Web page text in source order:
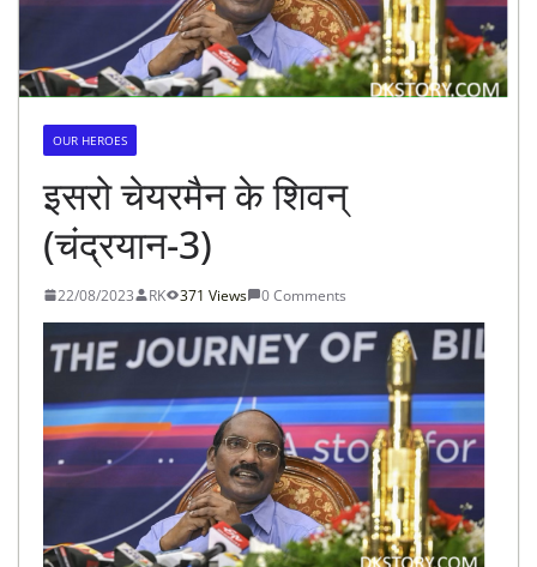
OUR HEROES
इसरो चेयरमैन के शिवन्
(चंद्रयान-3)
22/08/2023 RK 371 Views 0 Comments